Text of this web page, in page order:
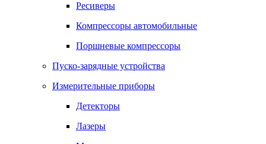
Ресиверы
Компрессоры автомобильные
Поршневые компрессоры
Пуско-зарядные устройства
Измерительные приборы
Детекторы
Лазеры